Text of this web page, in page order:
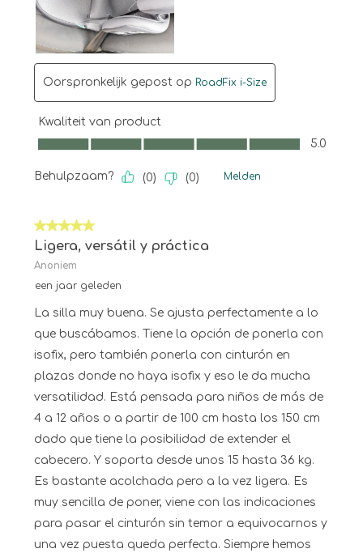
Oorspronkelijk gepost op RoadFix i-Size
Kwaliteit van product
Kwaliteit van product, 5.0 van 5
5.0
Behulpzaam? (0) (0) Melden
5 van 5 sterren.
Ligera, versátil y práctica
Anoniem
een jaar geleden
La silla muy buena. Se ajusta perfectamente a lo
que buscábamos. Tiene la opción de ponerla con
isofix, pero también ponerla con cinturón en
plazas donde no haya isofix y eso le da mucha
versatilidad. Está pensada para niños de más de
4 a 12 años o a partir de 100 cm hasta los 150 cm
dado que tiene la posibilidad de extender el
cabecero. Y soporta desde unos 15 hasta 36 kg.
Es bastante acolchada pero a la vez ligera. Es
muy sencilla de poner, viene con las indicaciones
para pasar el cinturón sin temor a equivocarnos y
una vez puesta queda perfecta. Siempre hemos